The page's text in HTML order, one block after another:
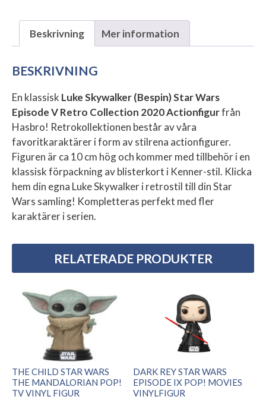
Beskrivning Mer information
BESKRIVNING
En klassisk Luke Skywalker (Bespin) Star Wars
Episode V Retro Collection 2020 Actionfigurfrån
Hasbro! Retrokollektionen består av våra
favoritkaraktärer i form av stilrena actionfigurer.
Figuren är ca 10 cm hög och kommer med tillbehör i en
klassisk förpackning av blisterkort i Kenner-stil. Klicka
hem din egna Luke Skywalker i retrostil till din Star
Wars samling! Kompletteras perfekt med fler
karaktärer i serien.
RELATERADE PRODUKTER
THE CHILD STAR WARS
THE MANDALORIAN POP!
TV VINYL FIGUR
DARK REY STAR WARS
EPISODE IX POP! MOVIES
VINYLFIGUR